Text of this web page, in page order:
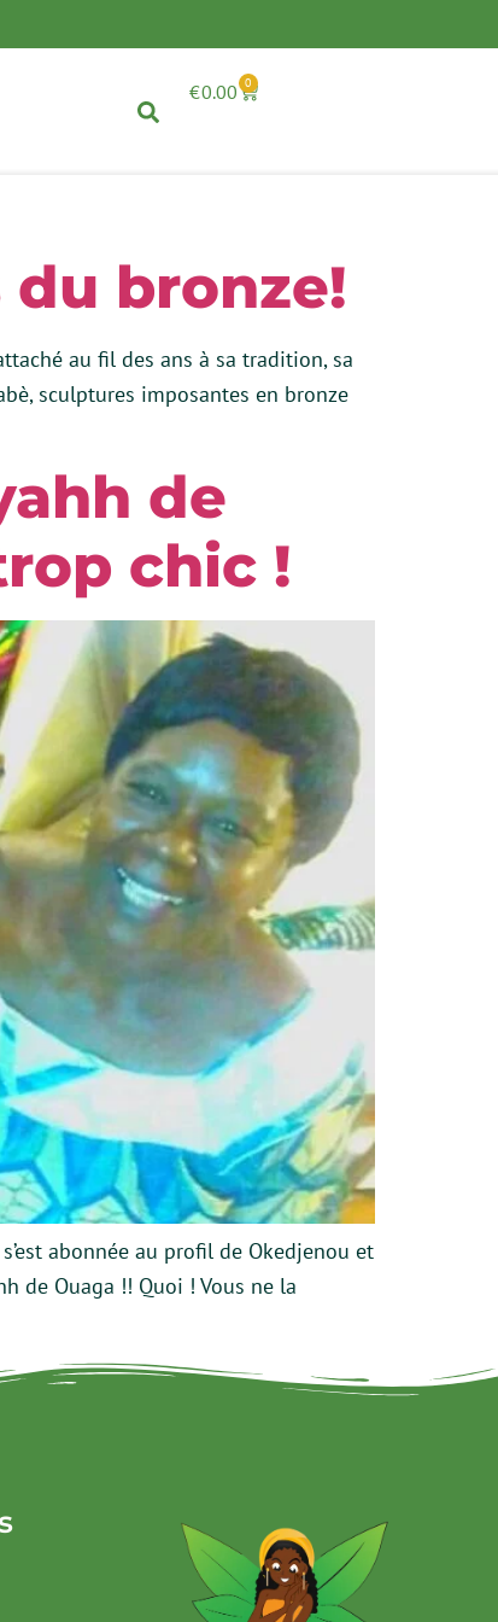
€0.00 0
du bronze!
au fil des ans à sa tradition, sa
sculptures imposantes en bronze
de
chic !
abonnée au profil de Okedjenou et
de Ouaga !! Quoi ! Vous ne la